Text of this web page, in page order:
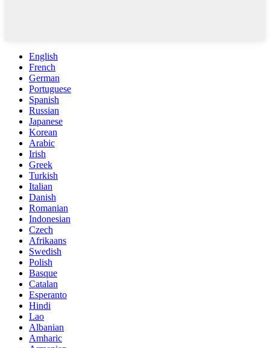
English
French
German
Portuguese
Spanish
Russian
Japanese
Korean
Arabic
Irish
Greek
Turkish
Italian
Danish
Romanian
Indonesian
Czech
Afrikaans
Swedish
Polish
Basque
Catalan
Esperanto
Hindi
Lao
Albanian
Amharic